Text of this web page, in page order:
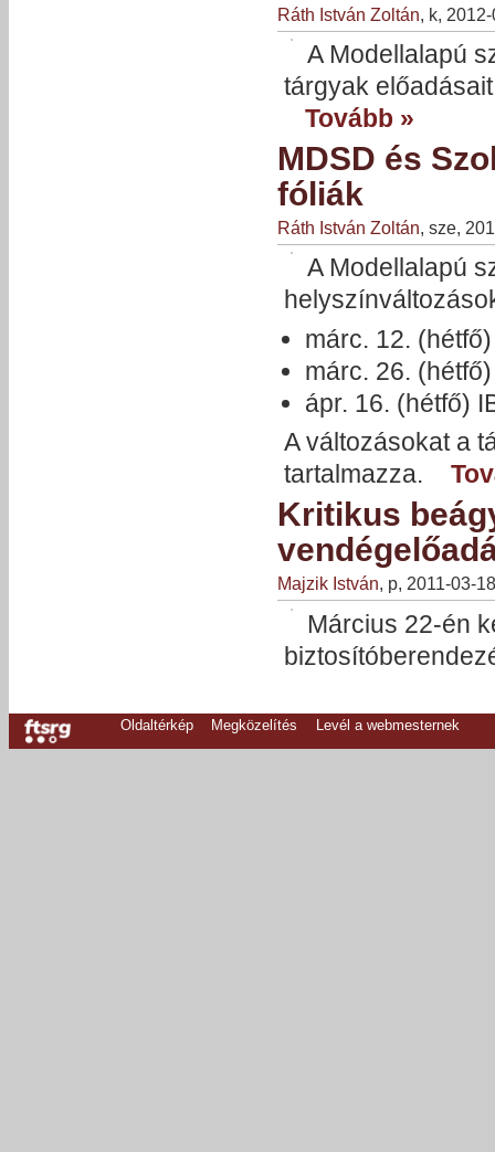
Ráth István Zoltán , k,
A Modellalapú
tárgyak
Tovább »
MDSD és
fóliák
Ráth István Zoltán, sze,
A Modellalapú
márc. 12.
márc. 26.
ápr. 16. (hétfő)
A változásokat a
tartalmazza.
Kritikus
Majzik István, p, 2011-03-
Március 22-én
Oldaltérkép Megközelítés Levél a webmesternek